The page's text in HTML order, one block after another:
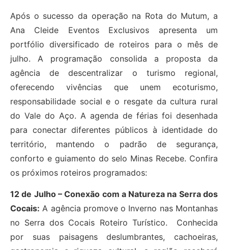
Após o sucesso da operação na Rota do Mutum, a
Ana Cleide Eventos Exclusivos apresenta um
portfólio diversificado de roteiros para o mês de
julho. A programação consolida a proposta da
agência de descentralizar o turismo regional,
oferecendo vivências que unem ecoturismo,
responsabilidade social e o resgate da cultura rural
do Vale do Aço. A agenda de férias foi desenhada
para conectar diferentes públicos à identidade do
território, mantendo o padrão de segurança,
conforto e guiamento do selo Minas Recebe. Confira
os próximos roteiros programados:
12 de Julho – Conexão com a Natureza na Serra dos
Cocais: A agência promove o Inverno nas Montanhas
no Serra dos Cocais Roteiro Turístico. Conhecida
por suas paisagens deslumbrantes, cachoeiras,